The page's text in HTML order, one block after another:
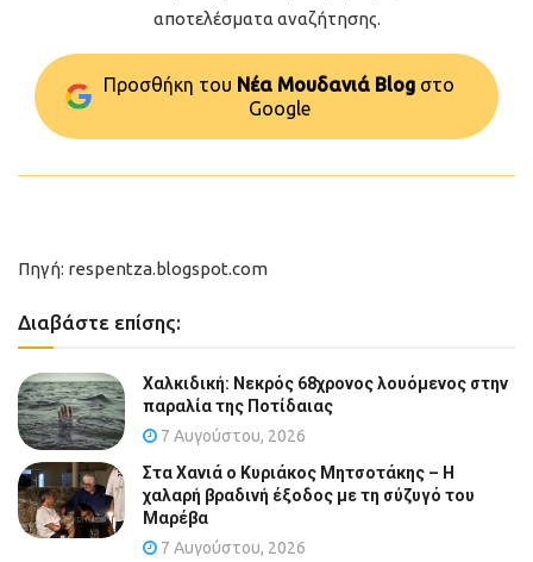
αποτελέσματα αναζήτησης.
Προσθήκη του Νέα Μουδανιά Blog στo
Google
Πηγή: respentza.blogspot.com
Διαβάστε επίσης:
Χαλκιδική: Νεκρός 68χρονος λουόμενος στην
παραλία της Ποτίδαιας
7 Αυγούστου, 2026
Στα Χανιά ο Κυριάκος Μητσοτάκης – Η
χαλαρή βραδινή έξοδος με τη σύζυγό του
Μαρέβα
7 Αυγούστου, 2026